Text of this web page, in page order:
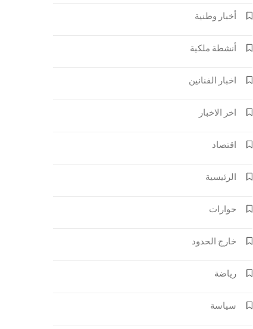
أخبار وطنية
أنشطة ملكية
اخبار الفنانين
اخر الاخبار
اقتصاد
الرئيسية
حوارات
خارج الحدود
رياضة
سياسة